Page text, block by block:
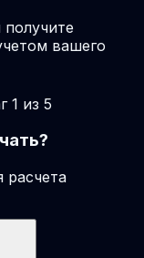
вашего
1 из 5